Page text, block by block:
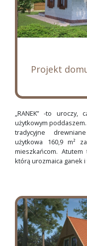
Projekt
„RANEK” -to
użytkowym
tradycyjne
użytkowa 160,9 m²
mieszkańcom.
którą urozmaica ganek